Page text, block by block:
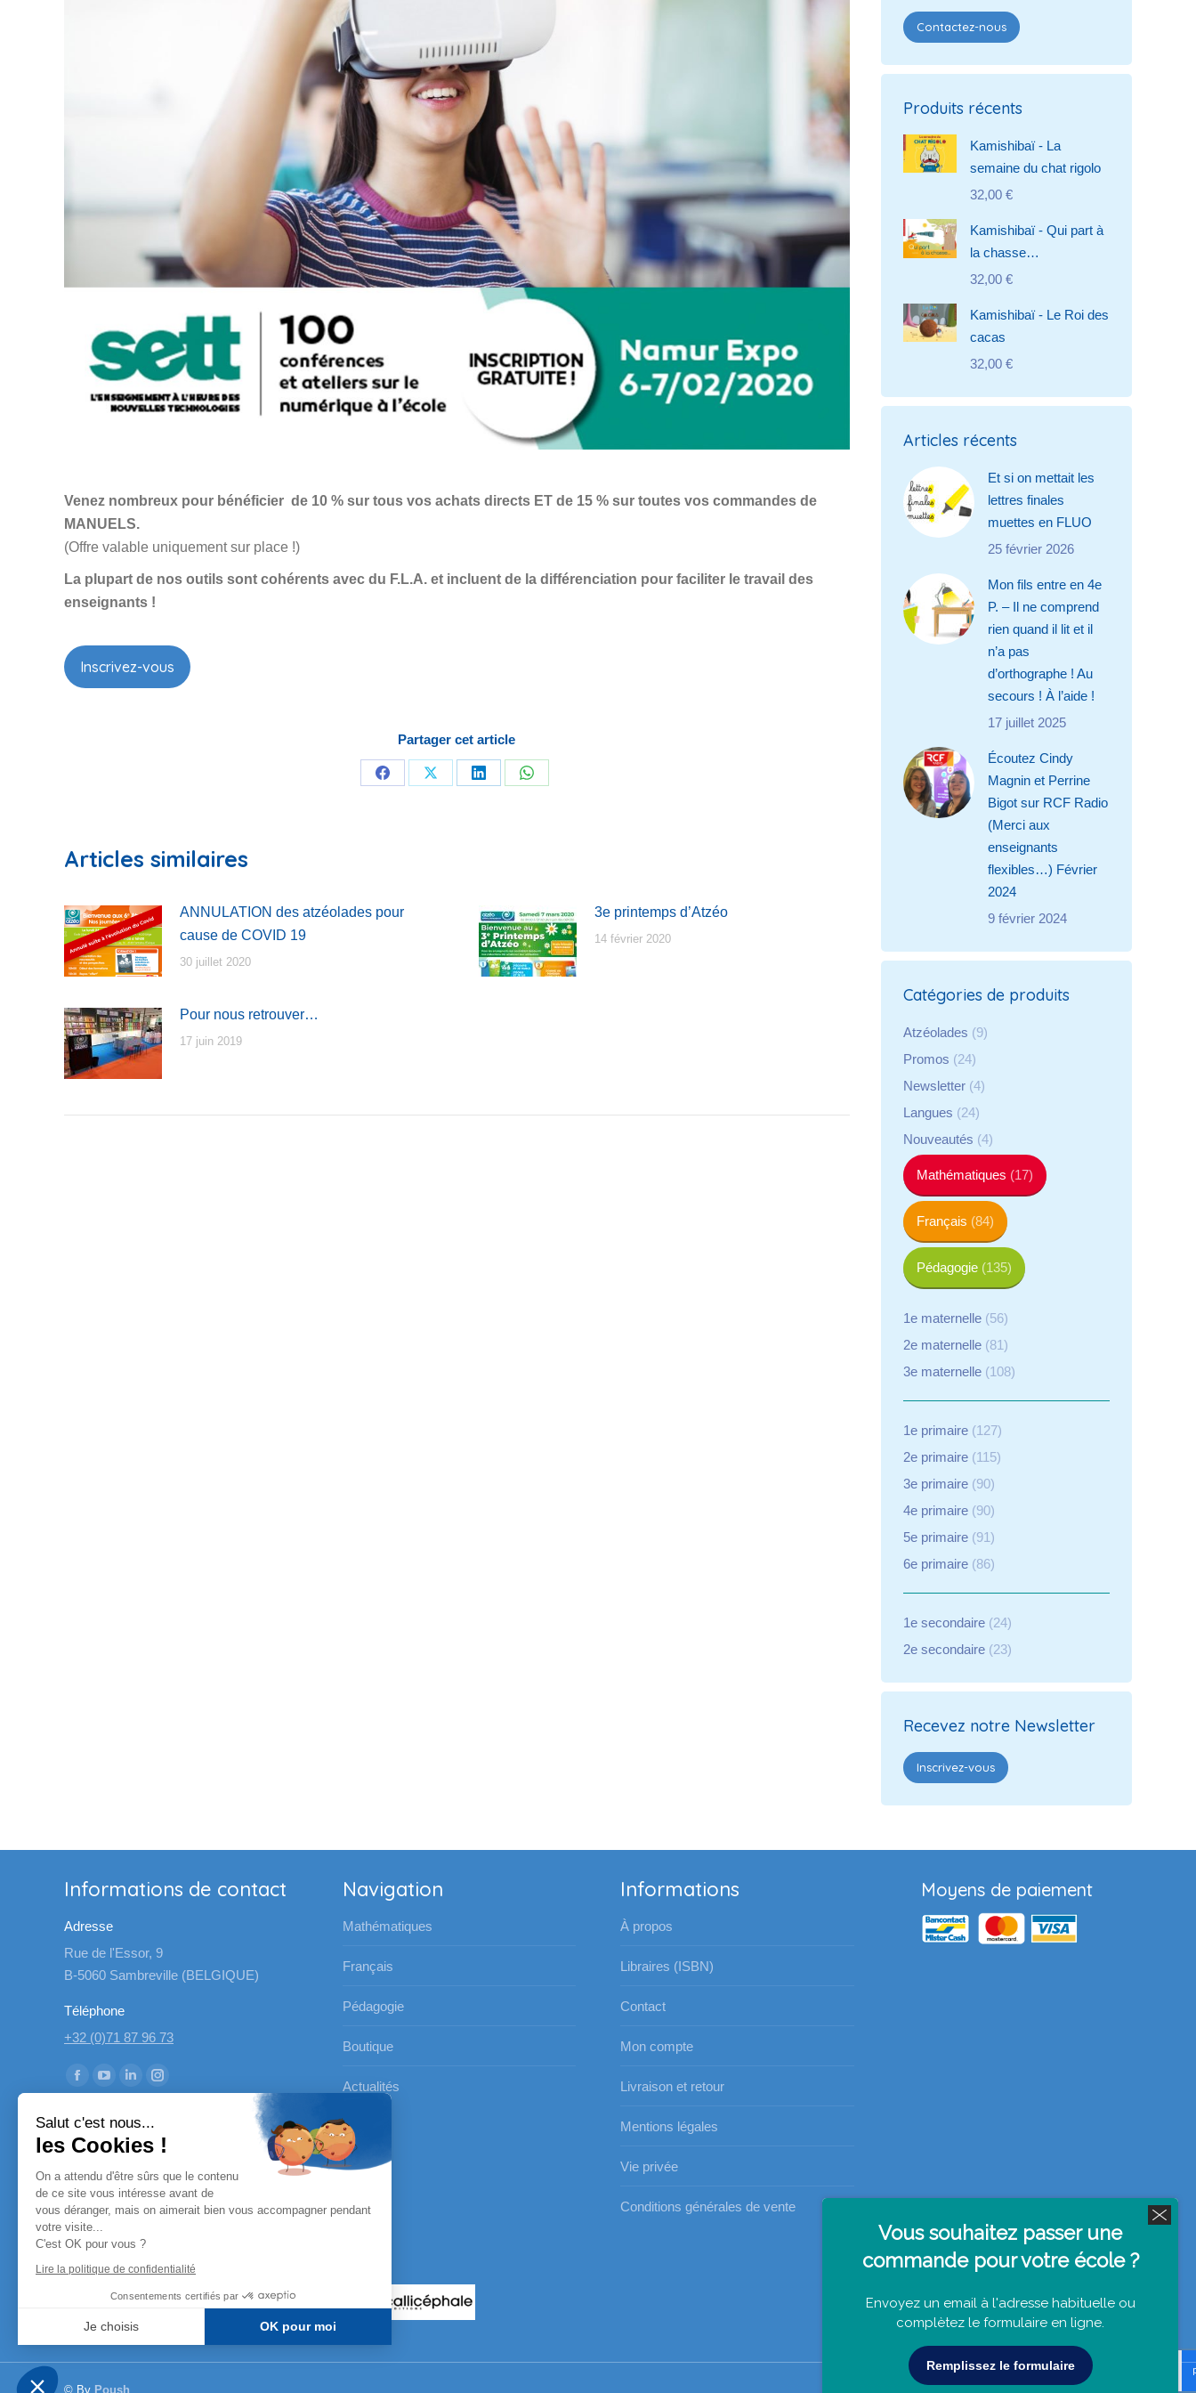
Venez nombreux pour bénéficier de 10 % sur tous vos achats directs ET de 15 % sur toutes vos commandes de
MANUELS.
(Offre valable uniquement sur place !)
La plupart de nos outils sont cohérents avec du F.L.A. et incluent de la différenciation pour faciliter le travail des
enseignants !
Inscrivez-vous
Partager cet article
PartagerPartagerPartagerPartager
Articles similaires
ANNULATION des atzéolades pour
cause de COVID 19
30 juillet 2020
3e printemps d’Atzéo
14 février 2020
Pour nous retrouver…
17 juin 2019
Contactez-nous
Produits récents
Kamishibaï - La
semaine du chat rigolo
32,00 €
Kamishibaï - Qui part à
la chasse…
32,00 €
Kamishibaï - Le Roi des
cacas
32,00 €
Articles récents
Et si on mettait les
lettres finales
muettes en FLUO
25 février 2026
Mon fils entre en 4e
P. – Il ne comprend
rien quand il lit et il
n’a pas
d’orthographe ! Au
secours ! À l’aide !
17 juillet 2025
Écoutez Cindy
Magnin et Perrine
Bigot sur RCF Radio
(Merci aux
enseignants
flexibles…) Février
2024
9 février 2024
Catégories de produits
Atzéolades (9)
Promos (24)
Newsletter (4)
Langues (24)
Nouveautés (4)
Mathématiques (17)
Français (84)
Pédagogie (135)
1e maternelle (56)
2e maternelle (81)
3e maternelle (108)
1e primaire (127)
2e primaire (115)
3e primaire (90)
4e primaire (90)
5e primaire (91)
6e primaire (86)
1e secondaire (24)
2e secondaire (23)
Recevez notre Newsletter
Inscrivez-vous
Informations de contact
Adresse
Rue de l'Essor, 9
B-5060 Sambreville (BELGIQUE)
Téléphone
+32 (0)71 87 96 73
Trouvez nous sur :
La
Facebook
s'ouvre
dans
une
nouvelle
fenêtre
YouTube
s'ouvre
dans
une
fenêtre
LinkedIn
s'ouvre
dans
une
fenêtre
La
s'ouvre
dans
une
Navigation
Mathématiques
Français
Pédagogie
Boutique
Actualités
Informations
À propos
Libraires (ISBN)
Contact
Mon compte
Livraison et retour
Mentions légales
Vie privée
Conditions générales de vente
Moyens de paiement
Nos partenaires
© By Poush
Vous souhaitez passer une
commande pour votre école ?
Envoyez un email à l'adresse habituelle ou
complètez le formulaire en ligne.
Remplissez le formulaire
Salut c'est nous...
les Cookies !
On a attendu d'être sûrs que le contenu
de ce site vous intéresse avant de
vous déranger, mais on aimerait bien vous accompagner pendant
votre visite...
C'est OK pour vous ?
Lire la politique de confidentialité
Consentements certifiés par
Je choisis OK pour moi
Notre plateforme vous permet d'adapter et de gérer vos paramètres de confidentialité, en garantissant la conformité avec les réglementations. Personnalisez vos préférences pour